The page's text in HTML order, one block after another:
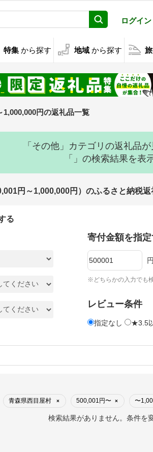
ログイン
特集 から探す 地域 から探す
1,000,000円の返礼品一覧
「その他」カテゴリの返礼品
「」の検索結果を表
円～1,000,000円）のふるさと納税返
る
寄付金額を指
※どちらかの入力でも
レビュー条件
指定なし ★3.5
青森県西目屋村 × 500,001円〜 × 〜
検索結果がありません。条件を